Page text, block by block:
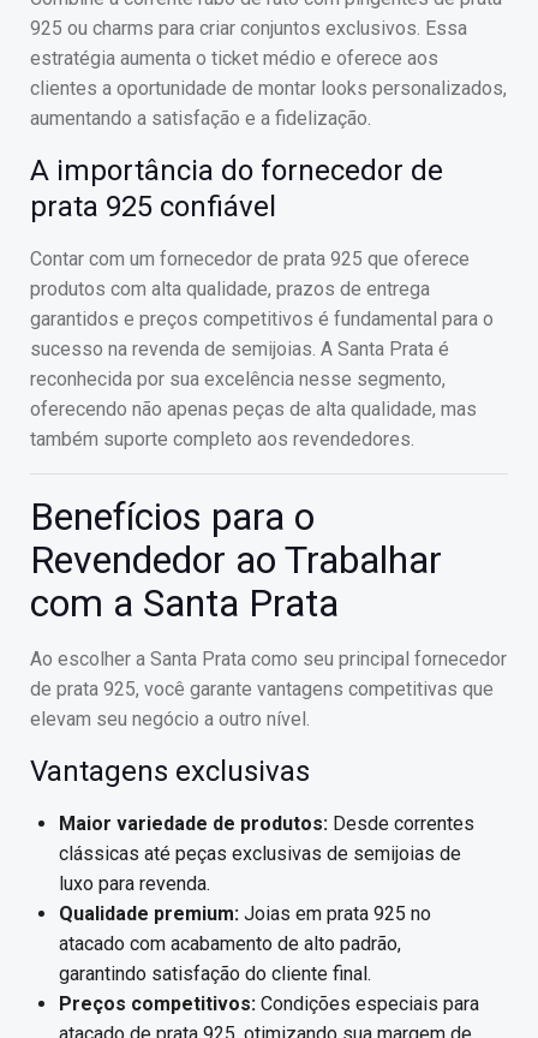
925 ou charms para criar conjuntos exclusivos. Essa
estratégia aumenta o ticket médio e oferece aos
clientes a oportunidade de montar looks personalizados,
aumentando a satisfação e a fidelização.
A importância do fornecedor de
prata 925 confiável
Contar com um fornecedor de prata 925 que oferece
produtos com alta qualidade, prazos de entrega
garantidos e preços competitivos é fundamental para o
sucesso na revenda de semijoias. A Santa Prata é
reconhecida por sua excelência nesse segmento,
oferecendo não apenas peças de alta qualidade, mas
também suporte completo aos revendedores.
Benefícios para o
Revendedor ao Trabalhar
com a Santa Prata
Ao escolher a Santa Prata como seu principal fornecedor
de prata 925, você garante vantagens competitivas que
elevam seu negócio a outro nível.
Vantagens exclusivas
Maior variedade de produtos: Desde correntes
clássicas até peças exclusivas de semijoias de
luxo para revenda.
Qualidade premium: Joias em prata 925 no
atacado com acabamento de alto padrão,
garantindo satisfação do cliente final.
Preços competitivos: Condições especiais para